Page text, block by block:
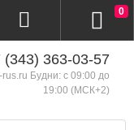
(343) 363-03-57
Будни: с 09:00 до
19:00 (МСК+2)
0